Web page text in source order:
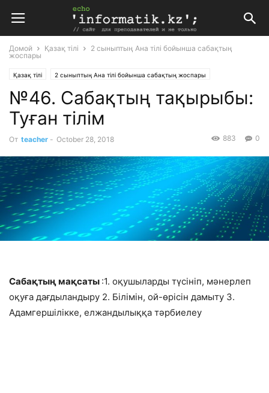
Домой Қазақ тілі
2 сыныптың Ана тілі бойынша сабақтың
жоспары
Қазақ тілі 2 сыныптың Ана тілі бойынша сабақтың жоспары
Планирование Поурочные планы
№46. Сабақтың тақырыбы:
Туған тілім
От teacher - October 28, 2018 0
883
Сабақтың мақсаты :1. оқушыларды түсініп, мәнерлеп
оқуға дағдыландыру 2. Білімін, ой-өрісін дамыту 3.
Адамгершілікке, елжандылыққа тәрбиелеу